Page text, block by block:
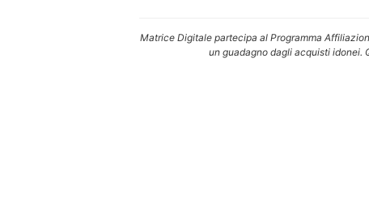
Matrice Digitale partecipa al Programma
un guadagno dagli acquisti idonei.